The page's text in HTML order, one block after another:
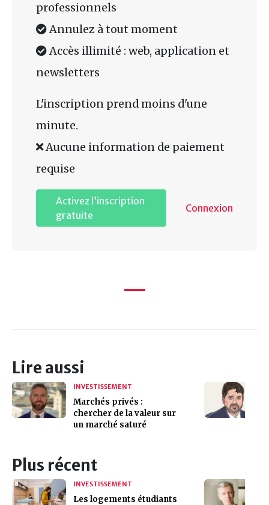
professionnels
Annulez à tout moment
Accès illimité : web, application et
newsletters
L'inscription prend moins d'une
minute.
Aucune information de paiement
requise
Activez l’inscription
gratuite
Connexion
Lire aussi
INVESTISSEMENT
Marchés privés :
chercher de la valeur sur
un marché saturé
Plus récent
INVESTISSEMENT
Les logements étudiants